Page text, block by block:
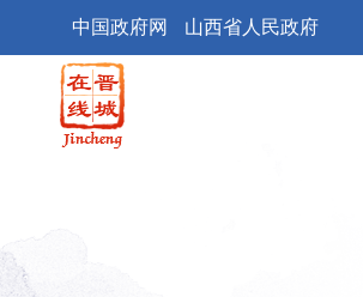
中国政府网 山西省人民政府